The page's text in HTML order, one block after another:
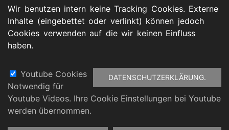
finden:https://www.vibss.de/service-
projekte/integration/inklusion/inklusion-im-
sport/foerderung-und-zuschuesse
FußbereichBarrierefreiheitserklärung
Wir benutzen intern keine Tracking Cookies. Externe
Inhalte (eingebettet oder verlinkt) können jedoch
Cookies verwenden auf die wir keinen Einfluss
haben.
DATENSCHUTZERKLÄRUNG.
Youtube Cookies
Notwendig für
Youtube Videos. Ihre Cookie Einstellungen bei Youtube
werden übernommen.